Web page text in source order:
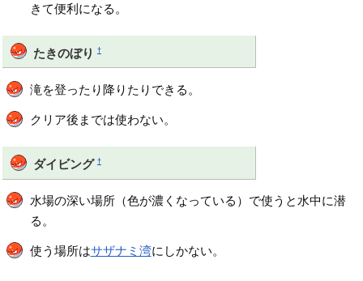
きて便利になる。
たきのぼり †
滝を登ったり降りたりできる。
クリア後までは使わない。
ダイビング †
水場の深い場所（色が濃くなっている）で使うと水中に潜
る。
使う場所はサザナミ湾にしかない。